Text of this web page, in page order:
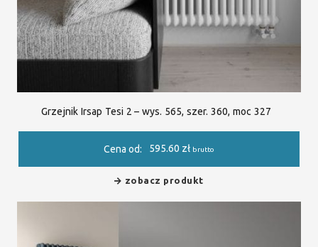
Grzejnik Irsap Tesi 2 – wys. 565, szer. 360, moc 327
Cena od: 595.60 zł brutto
zobacz produkt